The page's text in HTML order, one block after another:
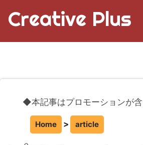
Creative Plus
◆本記事はプロモーションが
Home article